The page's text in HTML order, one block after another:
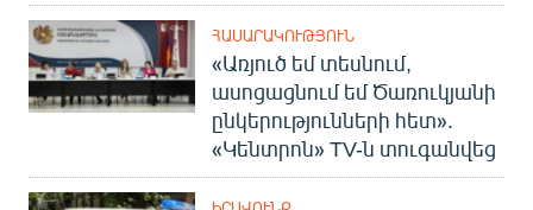
ՀԱՍԱՐԱԿՈՒԹՅՈՒՆ
«Առյուծ եմ տեսնում,
ասոցացնում եմ Ծառուկյանի
ընկերությունների հետ».
«Կենտրոն» TV-ն տուգանվեց